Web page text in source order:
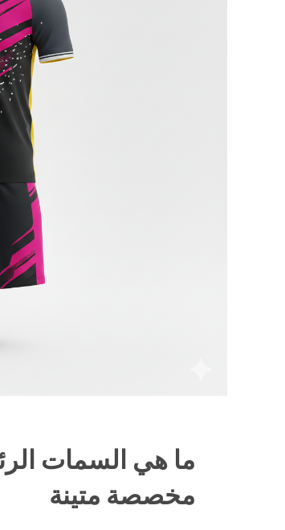
ما هي السمات
مخصصة متينة